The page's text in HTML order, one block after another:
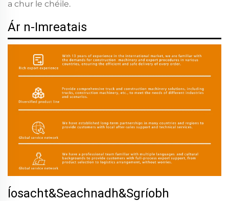
a chur le chéile.
Ár n-Imreatais
Íosacht&Seachnadh&Sgríobh